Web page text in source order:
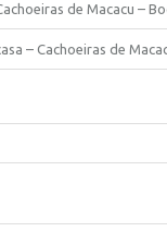
de Macacu –
– Cachoeiras de